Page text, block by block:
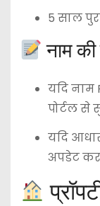
5 साल
नाम
यदि नाम
पोर्टल से
यदि
अपडेट